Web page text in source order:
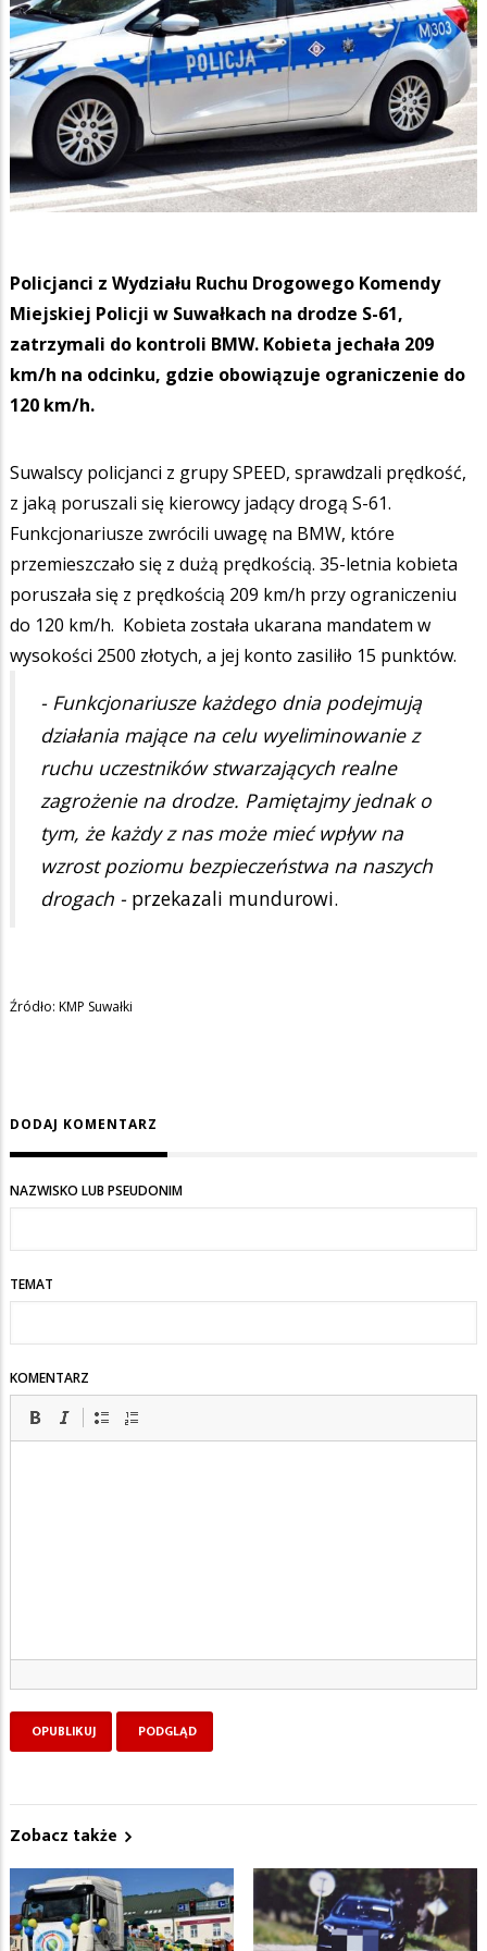
Policjanci z Wydziału Ruchu Drogowego Komendy
Miejskiej Policji w Suwałkach na drodze S-61,
zatrzymali do kontroli BMW. Kobieta jechała 209
km/h na odcinku, gdzie obowiązuje ograniczenie do
120 km/h.
Suwalscy policjanci z grupy SPEED, sprawdzali prędkość,
z jaką poruszali się kierowcy jadący drogą S-61.
Funkcjonariusze zwrócili uwagę na BMW, które
przemieszczało się z dużą prędkością. 35-letnia kobieta
poruszała się z prędkością 209 km/h przy ograniczeniu
do 120 km/h. Kobieta została ukarana mandatem w
wysokości 2500 złotych, a jej konto zasiliło 15 punktów.
- Funkcjonariusze każdego dnia podejmują
działania mające na celu wyeliminowanie z
ruchu uczestników stwarzających realne
zagrożenie na drodze. Pamiętajmy jednak o
tym, że każdy z nas może mieć wpływ na
wzrost poziomu bezpieczeństwa na naszych
drogach - przekazali mundurowi.
Źródło: KMP Suwałki
DODAJ KOMENTARZ
NAZWISKO LUB PSEUDONIM
TEMAT
KOMENTARZ
Zobacz także